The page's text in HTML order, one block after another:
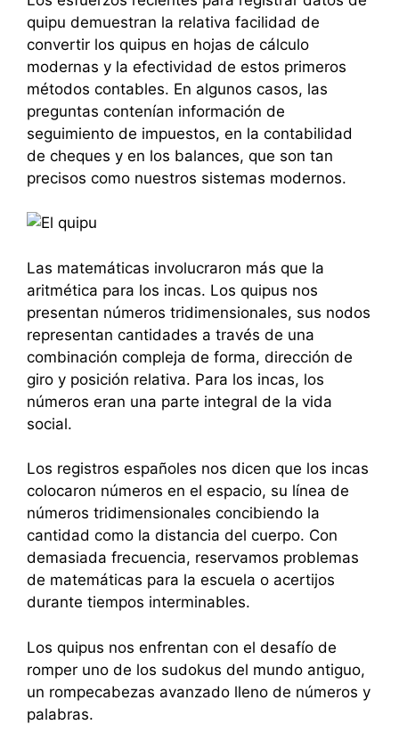
quipu demuestran la relativa facilidad de
convertir los quipus en hojas de cálculo
modernas y la efectividad de estos primeros
métodos contables. En algunos casos, las
preguntas contenían información de
seguimiento de impuestos, en la contabilidad
de cheques y en los balances, que son tan
precisos como nuestros sistemas modernos.
Las matemáticas involucraron más que la
aritmética para los incas. Los quipus nos
presentan números tridimensionales, sus nodos
representan cantidades a través de una
combinación compleja de forma, dirección de
giro y posición relativa. Para los incas, los
números eran una parte integral de la vida
social.
Los registros españoles nos dicen que los incas
colocaron números en el espacio, su línea de
números tridimensionales concibiendo la
cantidad como la distancia del cuerpo. Con
demasiada frecuencia, reservamos problemas
de matemáticas para la escuela o acertijos
durante tiempos interminables.
Los quipus nos enfrentan con el desafío de
romper uno de los sudokus del mundo antiguo,
un rompecabezas avanzado lleno de números y
palabras.